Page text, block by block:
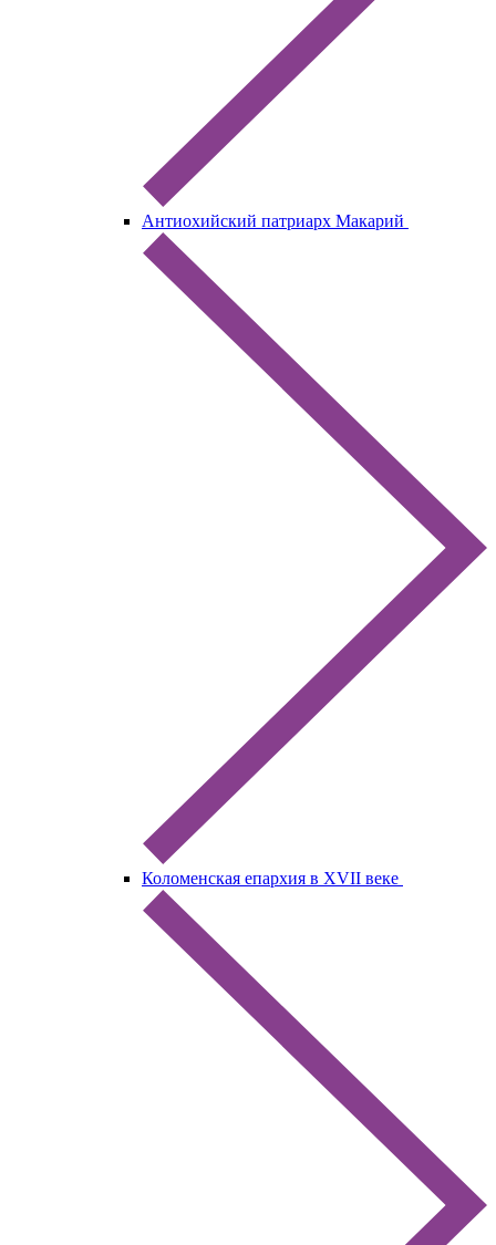
Антиохийский патриарх Макарий
Коломенская епархия в XVII веке